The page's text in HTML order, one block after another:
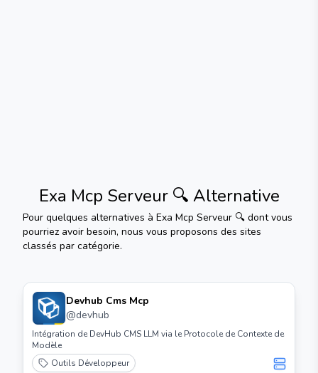
Exa Mcp Serveur 🔍 Alternative
Pour quelques alternatives à Exa Mcp Serveur 🔍 dont vous
pourriez avoir besoin, nous vous proposons des sites
classés par catégorie.
Devhub Cms Mcp
@devhub
Intégration de DevHub CMS LLM via le Protocole de Contexte de
Modèle
Outils Développeur